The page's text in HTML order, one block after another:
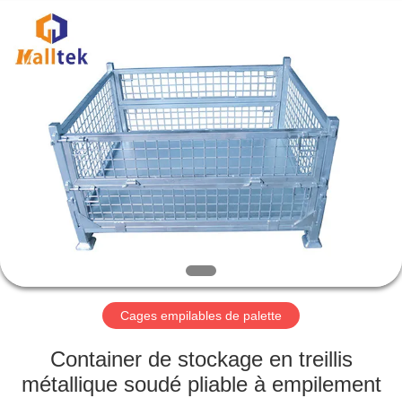
MAISON
PRODUITS
VIDÉOS
AU
SUJET
NOUS
Co.,Ltd..
Cages empilables de palette
Container de stockage en treillis
métallique soudé pliable à empilement